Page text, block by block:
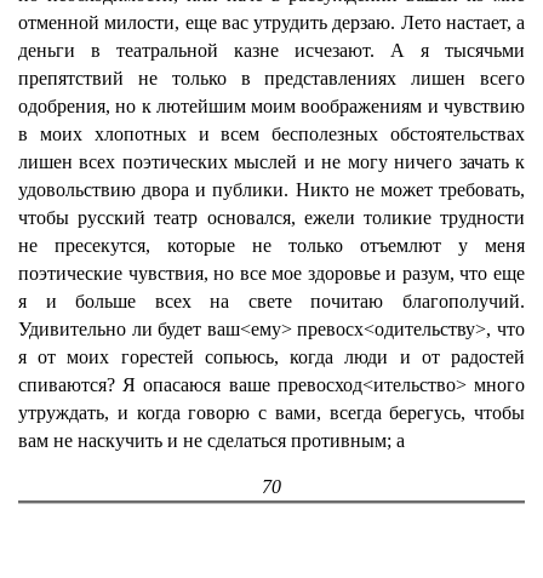
отменной милости, еще вас утрудить дерзаю. Лето настает, а
деньги в театральной казне исчезают. А я тысячьми
препятствий не только в представлениях лишен всего
одобрения, но к лютейшим моим воображениям и чувствию
в моих хлопотных и всем бесполезных обстоятельствах
лишен всех поэтических мыслей и не могу ничего зачать к
удовольствию двора и публики. Никто не может требовать,
чтобы русский театр основался, ежели толикие трудности
не пресекутся, которые не только отъемлют у меня
поэтические чувствия, но все мое здоровье и разум, что еще
я и больше всех на свете почитаю благополучий.
Удивительно ли будет ваш<ему> превосх<одительству>, что
я от моих горестей сопьюсь, когда люди и от радостей
спиваются? Я опасаюся ваше превосход<ительство> много
утруждать, и когда говорю с вами, всегда берегусь, чтобы
вам не наскучить и не сделаться противным; а
70